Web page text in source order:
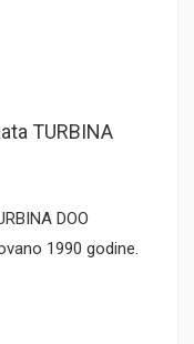
TURBINA
DOO
1990 godine.